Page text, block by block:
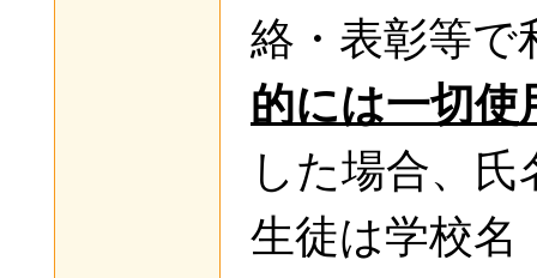
絡・表彰等で
的には一切使
した場合、
生徒は学校名